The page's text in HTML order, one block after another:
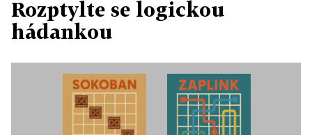
Rozptylte se logickou
hádankou